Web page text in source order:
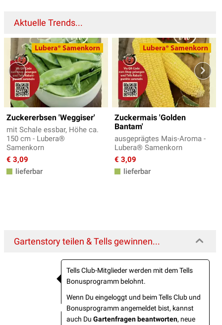
Aktuelle Trends...
Zuckererbsen 'Weggiser'
mit Schale essbar, Höhe ca.
150 cm - Lubera®
Samenkorn
€ 3,09
lieferbar
Zuckermais 'Golden
Bantam'
ausgeprägtes Mais-Aroma -
Lubera® Samenkorn
€ 3,09
lieferbar
Gartenstory teilen & Tells gewinnen...
Tells Club-Mitglieder werden mit dem Tells
Bonusprogramm belohnt.
Wenn Du eingeloggt und beim Tells Club und
Bonusprogramm angemeldet bist, kannst
auch Du Gartenfragen beantworten, neue